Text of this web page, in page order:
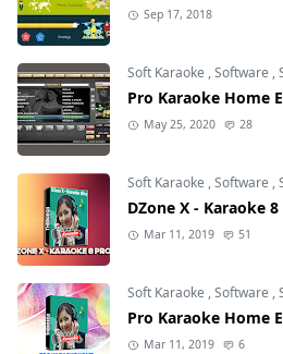
Sep 17, 2018
Soft Karaoke ,Software ,
Pro Karaoke Home
May 25, 2020 28
Soft Karaoke ,Software ,
DZone X - Karaoke 8
Mar 11, 2019 51
Soft Karaoke ,Software ,
Pro Karaoke Home
Mar 11, 2019 6